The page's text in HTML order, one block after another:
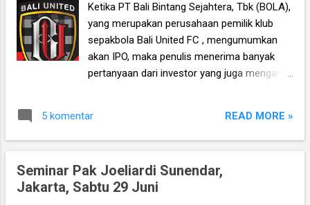
justru kemudian menimbulkan sejumlah
rumor dan teori konspirasi, salah satunya
adalah bahwa jatuhnya MNCN ini adalah
karena ulah bandar saham. Benarkah
demikian?
Ketika PT Bali Bintang Sejahtera, Tbk (BOLA),
yang merupakan perusahaan pemilik klub
sepakbola Bali United FC , mengumumkan
akan IPO, maka penulis menerima banyak
pertanyaan dari investor yang juga mengaku
melihat industri sepakbola itu sendiri yang
digandrungi oleh milyaran penggemar di
prospek BOLA ini sekilas sangat menarik.
Dan kalau misalnya anda adalah supporter
5 komentar READ MORE »
Seminar Pak Joeliardi Sunendar,
Jakarta, Sabtu 29 Juni